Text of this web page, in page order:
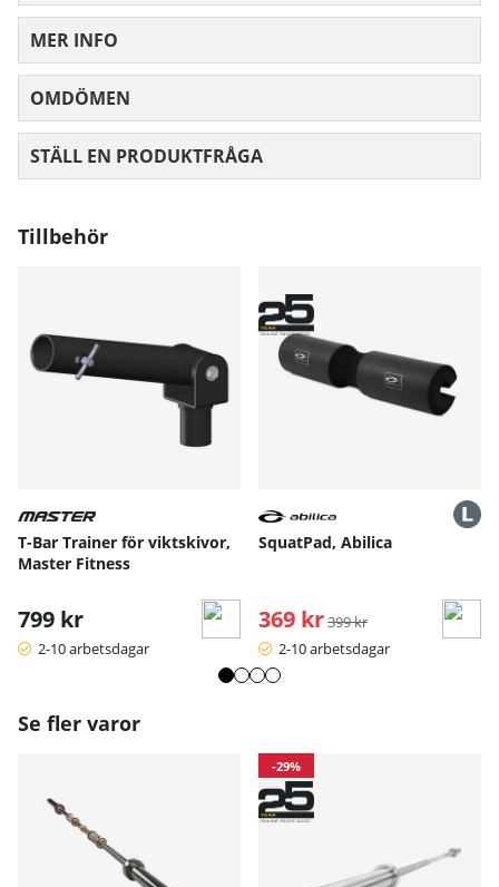
MER INFO
OMDÖMEN
STÄLL EN PRODUKTFRÅGA
Tillbehör
T-Bar Trainer för viktskivor,
Master Fitness
799 kr
2-10 arbetsdagar
SquatPad, Abilica
369 kr Ordinarie pris:
399 kr
2-10 arbetsdagar
Se fler varor
-29%